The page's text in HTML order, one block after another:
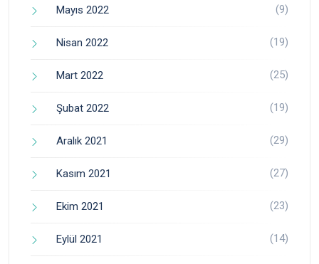
Mayıs 2022 (9)
Nisan 2022 (19)
Mart 2022 (25)
Şubat 2022 (19)
Aralık 2021 (29)
Kasım 2021 (27)
Ekim 2021 (23)
Eylül 2021 (14)